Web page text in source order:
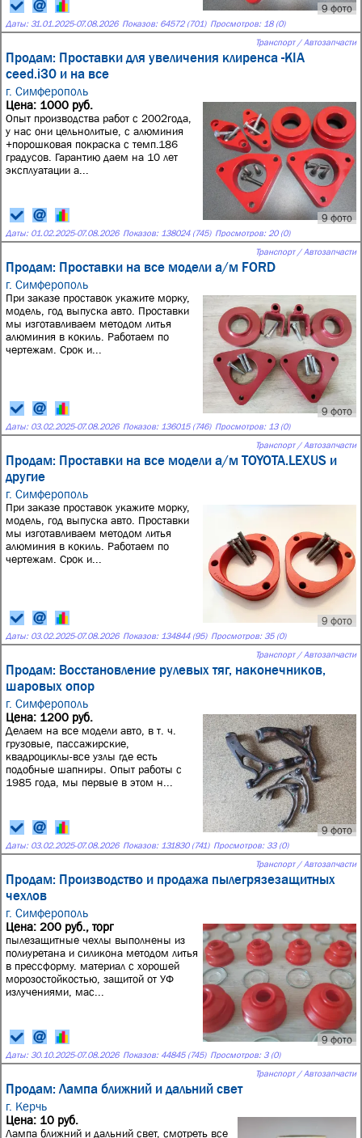
9 фото
Даты: 31.01.2025-07.08.2026 Показов: 64572 (701) Просмотров: 18 (0)
Транспорт / Автозапчасти
Продам: Проставки для увеличения клиренса -KIA
ceed.i30 и на все
г. Симферополь
9 фото
Цена: 1000 руб.
Опыт производства работ с 2002года,
у нас они цельнолитые, с алюминия
+порошковая покраска с темп.186
градусов. Гарантию даем на 10 лет
эксплуатации а...
Даты: 01.02.2025-07.08.2026 Показов: 138024 (745) Просмотров: 20 (0)
Транспорт / Автозапчасти
Продам: Проставки на все модели а/м FORD
г. Симферополь
9 фото
При заказе проставок укажите морку,
модель, год выпуска авто. Проставки
мы изготавливаем методом литья
алюминия в кокиль. Работаем по
чертежам. Срок и...
Даты: 03.02.2025-07.08.2026 Показов: 136015 (746) Просмотров: 13 (0)
Транспорт / Автозапчасти
Продам: Проставки на все модели а/м TOYOTA.LEXUS и
другие
г. Симферополь
9 фото
При заказе проставок укажите морку,
модель, год выпуска авто. Проставки
мы изготавливаем методом литья
алюминия в кокиль. Работаем по
чертежам. Срок и...
Даты: 03.02.2025-07.08.2026 Показов: 134844 (95) Просмотров: 35 (0)
Транспорт / Автозапчасти
Продам: Восстановление рулевых тяг, наконечников,
шаровых опор
г. Симферополь
9 фото
Цена: 1200 руб.
Делаем на все модели авто, в т. ч.
грузовые, пассажирские,
квадроциклы-все узлы где есть
подобные шапниры. Опыт работы с
1985 года, мы первые в этом н...
Даты: 03.02.2025-07.08.2026 Показов: 131830 (741) Просмотров: 33 (0)
Транспорт / Автозапчасти
Продам: Производство и продажа пылегрязезащитных
чехлов
г. Симферополь
9 фото
Цена: 200 руб., торг
пылезащитные чехлы выполнены из
полиуретана и силикона методом литья
в прессформу. материал с хорошей
морозостойкостью, защитой от УФ
излучениями, мас...
Даты: 30.10.2025-07.08.2026 Показов: 44845 (745) Просмотров: 3 (0)
Транспорт / Автозапчасти
Продам: Лампа ближний и дальний свет
г. Керчь
Цена: 10 руб.
Лампа ближний и дальний свет, смотреть все